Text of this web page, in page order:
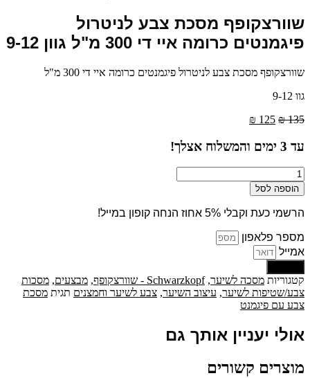
שוורצקופף מסכת צבע לניטרול
פיגמנטים כרומה איי די 300 מ"ל גוון 9-12
שוורצקופף מסכת צבע לניטרול פיגמנטים כרומה איי די 300 מ"ל
גוו 9-12
₪135
המחיר
היה:
₪ 125
הוא:
עד 3 ימים והמשלוח אצלך!
כמות
של
שוורצקופף
מסכת
לניטרול
פיגמנטים
כרומה
איי
די
300
מ"ל
9-
הוספה לסל
הרשמי כעת וקבלי 5% אחוז הנחה קופון במייל!
מספר פלאפון
אמייל
קטגוריות מסכה לשיער,Schwarzkopf - שוורצקופף , מבצעים, מסכות
צבע/שטיפות לשיער, עיצוב השיער, צבע לשיער וחמצנים תגית מסכת
צבע עם פיגמנט
אולי יעניין אותך גם
מוצרים קשורים